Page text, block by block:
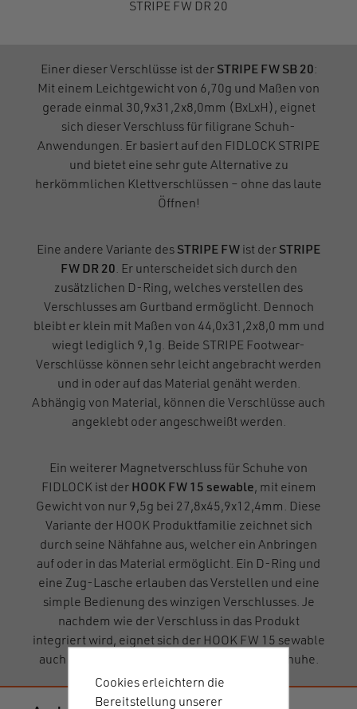
STRIPE FW DR 20
Einer dieser Verschlüsse ist der STRIPE FW SB 20:
Mit einem Leichtgewicht von 6,70g und Maßen von
gerade einmal 30,9x31,2x8,0mm (BxLxH), eignet
sich dieser Verschluss für filigrane Schuh-
Anwendungen. Er basiert auf den FIDLOCK STRIPE
und bietet eine sehr gute Alternative zu
herkömmlichen Klettverschlüssen – ohne das laute
Öffnen!
Eine andere Variante des STRIPE FW ist der STRIPE
FW DR 20. Er unterscheidet sich durch den
zusätzlichen D-Ring, welches verstellen des
Verschlusses am Gurtband ermöglicht. Dennoch
bleibt er klein mit Maßen von 44,0x31,2x8,0 mm und
wiegt lediglich 9,1g. Beide STRIPE Footwear-
Verschlüsse können sehr leicht angebracht werden
und in oder auf das Material genäht werden.
Abhängig von Material, können die Verschlüsse auch
angeklebt oder angeschweißt werden.
Ein weiterer Magnetverschluss für Schuhe von
FIDLOCK ist der HOOK FW 15 sewable, mit einem
Gewicht von nur 9,5g bei 27,8x45,9x12,4mm. Diese
Variante der HOOK Produktfamilie zeichnet sich
durch seine Nähfahne aus, welcher ein Anbringen
auf oder in das Material ermöglicht. Ein D-Ring und
eine Zug-Lasche erlauben das Verstellen und eine
simple Bedienung des winzigen Verschlusses. Je
nachdem wie der Verschluss in das Produkt
integriert wird, eignet sich der HOOK FW 15 sewable
auch für andere Anwendungsbereiche als Schuhe.
Cookies erleichtern die
Bereitstellung unserer